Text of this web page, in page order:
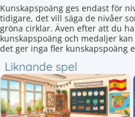
Kunskapspoäng ges endast för
tidigare, det vill säga de nivåer
gröna cirklar. Även efter att du
kunskapspoäng och medaljer
det ger inga fler kunskapspoäng
Liknande spel